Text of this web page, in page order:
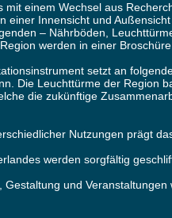
einem Wechsel aus
einer Innensicht und
– Nährböden,
werden in einer
setzt an
Die Leuchttürme der Region
die zukünftige
Nutzungen prägt
werden sorgfältig
Gestaltung und